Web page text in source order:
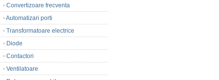
• Convertizoare frecventa
•Automatizari porti
• Transformatoare electrice
• Diode
• Contactori
• Ventilatoare